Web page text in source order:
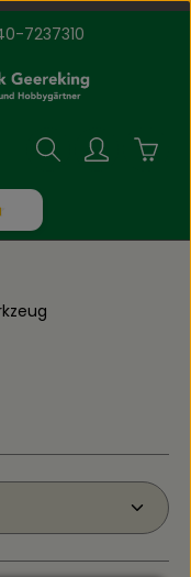
7237310